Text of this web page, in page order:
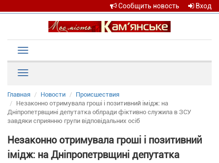
Сообщить новость Вход
navigation
Главная Новости
Происшествия
Незаконно отримувала гроші і позитивний імідж: на
Дніпропетрвщині депутатка облради фіктивно служила в ЗСУ
завдяки сприянню групи відповідальних осіб
Незаконно отримувала гроші і позитивний
імідж: на Дніпропетрвщині депутатка